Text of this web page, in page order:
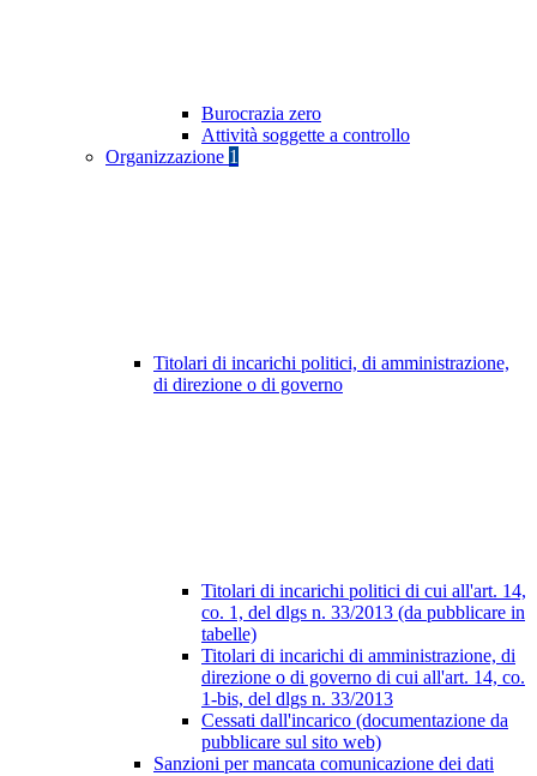
Burocrazia zero
Attività soggette a controllo
Organizzazione 1
Titolari di incarichi politici, di amministrazione,
di direzione o di governo
Titolari di incarichi politici di cui all'art. 14,
co. 1, del dlgs n. 33/2013 (da pubblicare in
tabelle)
Titolari di incarichi di amministrazione, di
direzione o di governo di cui all'art. 14, co.
1-bis, del dlgs n. 33/2013
Cessati dall'incarico (documentazione da
pubblicare sul sito web)
Sanzioni per mancata comunicazione dei dati